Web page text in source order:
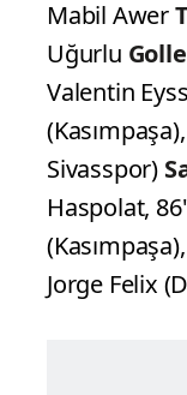
Mabil Awer
Uğurlu
Valentin
Sivasspor)
Haspolat,
Jorge Felix